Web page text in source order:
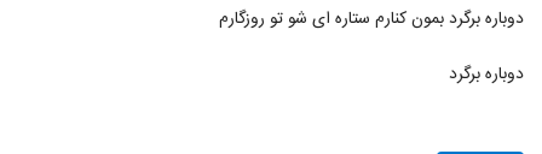
344
دوباره برگرد بمون کنارم ستاره ای شو تو روزگارم
دوباره برگرد